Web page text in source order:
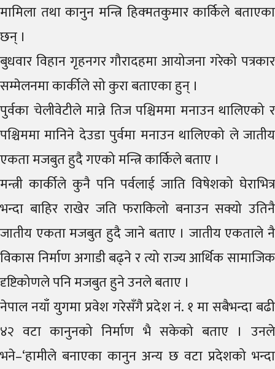
मामिला तथा कानुन मन्त्रि हिक्मतकुमार कार्किले बताएका
छन् ।
बुधवार विहान गृहनगर गौरादहमा आयोजना गरेको पत्रकार
सम्मेलनमा कार्कीले सो कुरा बताएका हुन् ।
पुर्वका चेलीवेटीले मान्ने तिज पश्चिममा मनाउन थालिएको र
पश्चिममा मानिने देउडा पुर्वमा मनाउन थालिएको ले जातीय
एकता मजबुत हुदै गएको मन्त्रि कार्किले बताए ।
मन्त्री कार्कीले कुनै पनि पर्वलाई जाति विषेशको घेराभित्र
भन्दा बाहिर राखेर जति फराकिलो बनाउन सक्यो उतिनै
जातीय एकता मजबुत हुदै जाने बताए । जातीय एकताले नै
विकास निर्माण अगाडी बढ्ने र त्यो राज्य आर्थिक सामाजिक
दृष्टिकोणले पनि मजबुत हुने उनले बताए ।
नेपाल नयाँ युगमा प्रवेश गरेसँगै प्रदेश नं. १ मा सबैभन्दा बढी
४२ वटा कानुनको निर्माण भै सकेको बताए । उनले
भने–‘हामीले बनाएका कानुन अन्य छ वटा प्रदेशको भन्दा